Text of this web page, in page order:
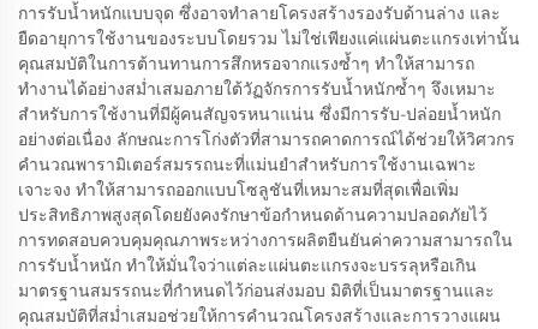
การรับน้ำหนักแบบจุด ซึ่งอาจทำลายโครงสร้างรองรับด้านล่าง และ
ยืดอายุการใช้งานของระบบโดยรวม ไม่ใช่เพียงแค่แผ่นตะแกรงเท่านั้น
คุณสมบัติในการต้านทานการสึกหรอจากแรงซ้ำๆ ทำให้สามารถ
ทำงานได้อย่างสม่ำเสมอภายใต้วัฏจักรการรับน้ำหนักซ้ำๆ จึงเหมาะ
สำหรับการใช้งานที่มีผู้คนสัญจรหนาแน่น ซึ่งมีการรับ-ปล่อยน้ำหนัก
อย่างต่อเนื่อง ลักษณะการโก่งตัวที่สามารถคาดการณ์ได้ช่วยให้วิศวกร
คำนวณพารามิเตอร์สมรรถนะที่แม่นยำสำหรับการใช้งานเฉพาะ
เจาะจง ทำให้สามารถออกแบบโซลูชันที่เหมาะสมที่สุดเพื่อเพิ่ม
ประสิทธิภาพสูงสุดโดยยังคงรักษาข้อกำหนดด้านความปลอดภัยไว้
การทดสอบควบคุมคุณภาพระหว่างการผลิตยืนยันค่าความสามารถใน
การรับน้ำหนัก ทำให้มั่นใจว่าแต่ละแผ่นตะแกรงจะบรรลุหรือเกิน
มาตรฐานสมรรถนะที่กำหนดไว้ก่อนส่งมอบ มิติที่เป็นมาตรฐานและ
คุณสมบัติที่สม่ำเสมอช่วยให้การคำนวณโครงสร้างและการวางแผน